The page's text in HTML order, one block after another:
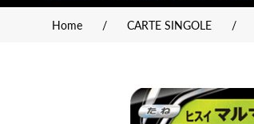
Home / CARTE SINGOLE /